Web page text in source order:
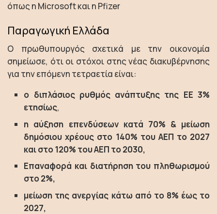
όπως η Microsoft και η Pfizer
Παραγωγική Ελλάδα
Ο πρωθυπουργός σχετικά με την οικονομία
σημείωσε, ότι οι στόχοι στης νέας διακυβέρνησης
για την επόμενη τετραετία είναι:
ο διπλάσιος ρυθμός ανάπτυξης της ΕΕ 3%
ετησίως,
η αύξηση επενδύσεων κατά 70% & μείωση
δημόσιου χρέους στο 140% του ΑΕΠ το 2027
και στο 120% του ΑΕΠ το 2030,
Επαναφορά και διατήρηση του πληθωρισμού
στο 2%,
μείωση της ανεργίας κάτω από το 8% έως το
2027,